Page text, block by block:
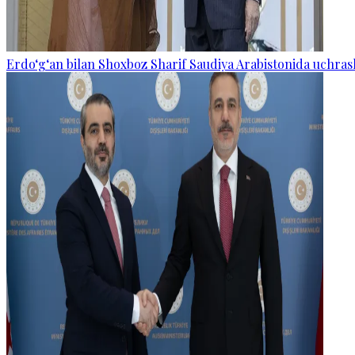
Erdo‘g‘an bilan Shoxboz Sharif Saudiya Arabistonida